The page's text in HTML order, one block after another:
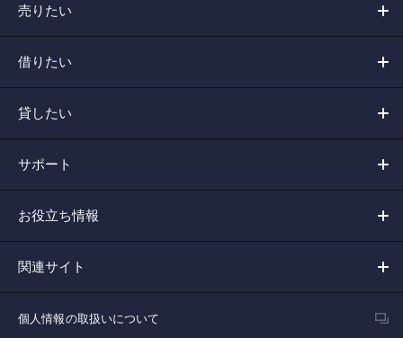
売りたい
借りたい
貸したい
サポート
お役立ち情報
関連サイト
個人情報の取扱いについて